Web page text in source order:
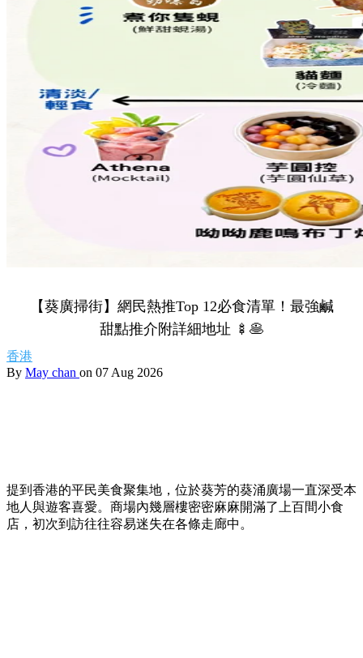
【葵廣掃街】網民熱推Top 12必食清單！最強鹹
甜點推介附詳細地址 🍢🥞
香港
By May chan on 07 Aug 2026
提到香港的平民美食聚集地，位於葵芳的葵涌廣場一直深受本
地人與遊客喜愛。商場內幾層樓密密麻麻開滿了上百間小食
店，初次到訪往往容易迷失在各條走廊中。